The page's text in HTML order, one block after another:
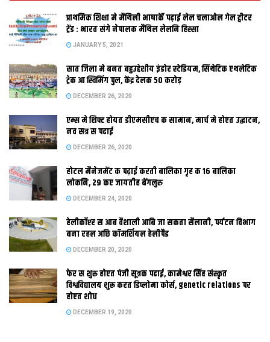
लोकनि, 29 कए जायतीह बेंगलुरु
पटना। राज्य सरकार 12 टा स्वयंसेवी संस्था क अनुबंध रद्द क देलत। एहि
संगठन कए खिलाफ पैघ पैमाना पर शिकायत आबै पर हुनकर अनुबंध रद्द क
अधिकारी कहला जे ऐहि स्वयंसेवी संस्थाक माध्यम स बिहार मे 42 टा
अतिरिक्त निजी स्वास्थ्य केंद्र चलाउल जा रहल छल। ओहि स्वयंसेवी
संस्थाक काज संतोषजनक नहि छल, ओहि स हुनकर अनुबंध रद्द करबाक
फैसला लेल गेल।
Tags: ngo
प्राथमिक शि‍क्षा मे मैथि‍ली भाषाकेँ पढ़ाई लेल चलाओल गेल ट्वीटर
ट्रेंड : भारत संगे नेपालक मैथिल लेलनि हिस्सा
JANUARY 5, 2021
सात जिला मे बनत बहुउद्देशीय इंडोर स्‍टेडि‍यम, सिंथेटिक एथलेटिक
ट्रेक आ स्विमिंग पुल, केंद्र देलक 50 करोड़
DECEMBER 26, 2020
एम्स मे शिफ्ट होयत डीएमसीएच क सामान, मार्च मे होएत उद्घाटन,
नव सत्र स पढाई
DECEMBER 26, 2020
होटल मैनेजमेंट क पढ़ाई करती बालिका गृह क 16 बालिका
लोकनि, 29 कए जायतीह बेंगलुरु
DECEMBER 24, 2020
हेलीकॉप्टर स आब वैशाली आबि जा सकता सैलानी, पर्यटन विभाग
बना रहल अछि कॉमर्शियल हेलीपैड
DECEMBER 20, 2020
फेर स शुरू होएत पंजी सूत्रक पढाई, कामेश्वर सिंह संस्कृत
विश्वविद्यालय शुरू करत डिप्लोमा कोर्स, genetic relations पर
होएत शोध
DECEMBER 19, 2020